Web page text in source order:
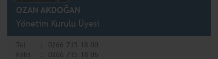
OZAN AKDOĞAN
Yönetim Kurulu Üyesi
Tel
0266 715 18 00
Faks
0266 715 18 06